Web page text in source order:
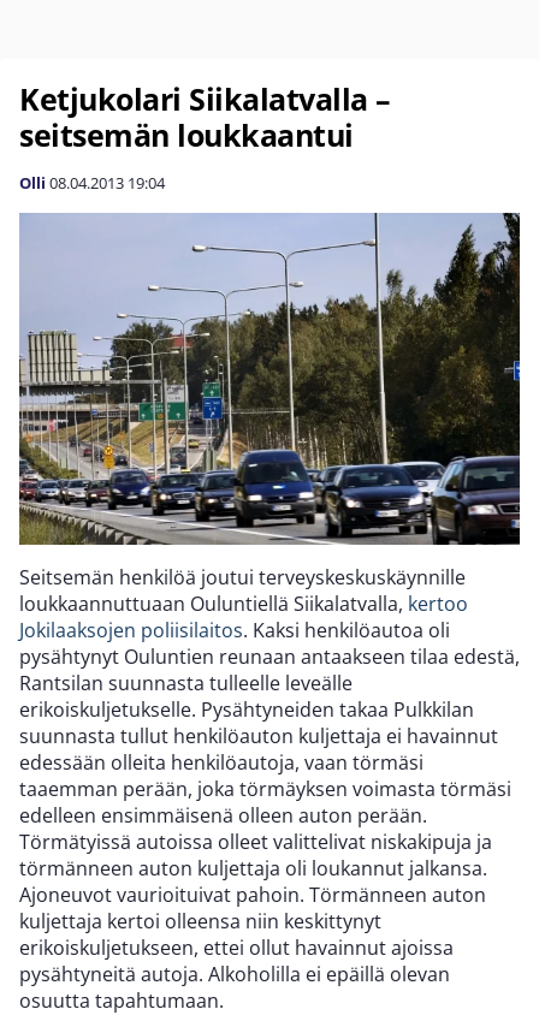
Ketjukolari Siikalatvalla –
seitsemän loukkaantui
Olli 08.04.2013 19:04
Seitsemän henkilöä joutui terveyskeskuskäynnille
loukkaannuttuaan Ouluntiellä Siikalatvalla, kertoo
Jokilaaksojen poliisilaitos. Kaksi henkilöautoa oli
pysähtynyt Ouluntien reunaan antaakseen tilaa edestä,
Rantsilan suunnasta tulleelle leveälle
erikoiskuljetukselle. Pysähtyneiden takaa Pulkkilan
suunnasta tullut henkilöauton kuljettaja ei havainnut
edessään olleita henkilöautoja, vaan törmäsi
taaemman perään, joka törmäyksen voimasta törmäsi
edelleen ensimmäisenä olleen auton perään.
Törmätyissä autoissa olleet valittelivat niskakipuja ja
törmänneen auton kuljettaja oli loukannut jalkansa.
Ajoneuvot vaurioituivat pahoin. Törmänneen auton
kuljettaja kertoi olleensa niin keskittynyt
erikoiskuljetukseen, ettei ollut havainnut ajoissa
pysähtyneitä autoja. Alkoholilla ei epäillä olevan
osuutta tapahtumaan.